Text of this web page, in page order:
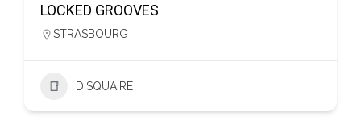
LOCKED GROOVES
STRASBOURG
DISQUAIRE